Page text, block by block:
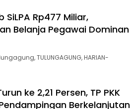
SiLPA Rp477 Miliar,
Belanja Pegawai Dominan
TULUNGAGUNG, HARIAN-
ke 2,21 Persen, TP PKK
Berkelanjutan